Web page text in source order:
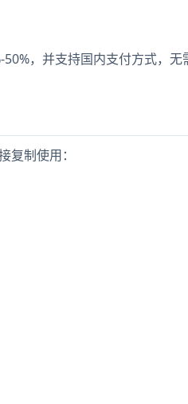
，并支持国内支付方式，无
制使用：